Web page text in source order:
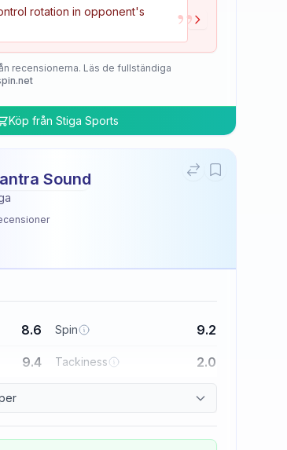
rotation in opponent's
”
recensionerna. Läs de fullständiga
Köp från Stiga Sports
Sound
8.6 Spin 9.2
9.4 Tackiness 2.0